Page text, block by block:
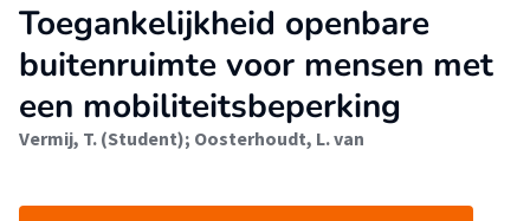
Toegankelijkheid openbare
buitenruimte voor mensen met
een mobiliteitsbeperking
Vermij, T. (Student); Oosterhoudt, L. van